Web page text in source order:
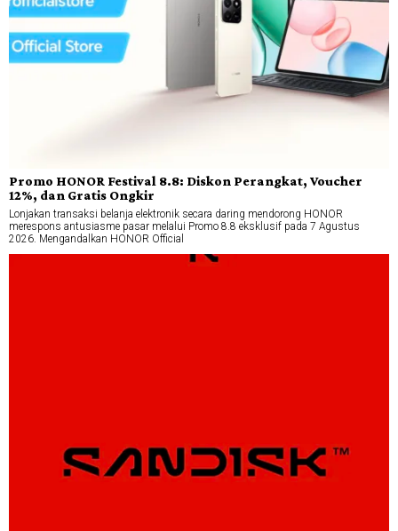
Promo HONOR Festival 8.8: Diskon Perangkat, Voucher
12%, dan Gratis Ongkir
Lonjakan transaksi belanja elektronik secara daring mendorong HONOR
merespons antusiasme pasar melalui Promo 8.8 eksklusif pada 7 Agustus
2026. Mengandalkan HONOR Official